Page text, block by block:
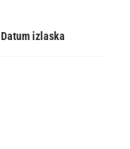
Datum izlaska